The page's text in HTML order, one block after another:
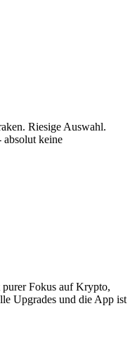
Riesige Auswahl.
absolut keine
purer Fokus auf Krypto,
Upgrades und die App ist